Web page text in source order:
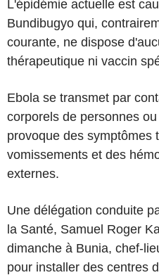
L'épidémie actuelle est
Bundibugyo qui,
courante, ne dispose
thérapeutique ni vaccin
Ebola se transmet par
corporels de personnes
provoque des symptômes
vomissements et des
externes.
Une délégation conduite
la Santé, Samuel Roger
dimanche à Bunia, chef-
pour installer des centres